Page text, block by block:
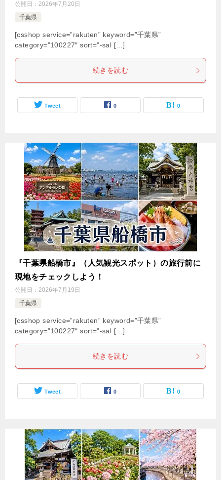
公開日： 2026年7月20日
千葉県
[csshop service=”rakuten” keyword=”千葉県”
category=”100227″ sort=”-sal […]
続きを読む
Tweet 0 0
『千葉県船橋市』（人気観光スポット）の旅行前に
現地をチェックしよう！
公開日： 2026年7月19日
千葉県
[csshop service=”rakuten” keyword=”千葉県”
category=”100227″ sort=”-sal […]
続きを読む
Tweet 0 0